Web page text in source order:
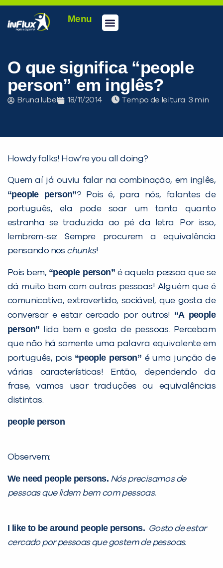
Menu
O que significa “people
person” em inglês?
Bruna Iubel 18/11/2014 Tempo de leitura:
Howdy folks! How’re you all doing?
Quem aí já ouviu falar na combinação, em inglês,
“people person”? Pois é, para nós, falantes de
português, ela pode soar um tanto quanto
estranha se traduzida ao pé da letra. Por isso,
lembrem-se: Sempre procurem a equivalência
pensando nos chunks!
Pois bem, “people person” é aquela pessoa que se
dá muito bem com outras pessoas! Alguém que é
comunicativo, extrovertido, sociável, que gosta de
conversar e estar cercado por outros! “A people
person” lida bem e gosta de pessoas. Percebam
que não há somente uma palavra equivalente em
português, pois “people person” é uma junção de
várias características! Então, dependendo da
frase, vamos usar traduções ou equivalências
distintas.
people person
Observem:
We need people persons. Nós precisamos de
pessoas que lidem bem com pessoas.
I like to be around people persons. Gosto de estar
cercado por pessoas que gostem de pessoas.
Desculpe!
Não encontramos nenhuma unidade
inFlux nesta cidade ou bairro que
você digitou.
já vamos te colocar em contato
com a: